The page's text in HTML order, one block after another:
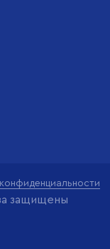
защищены